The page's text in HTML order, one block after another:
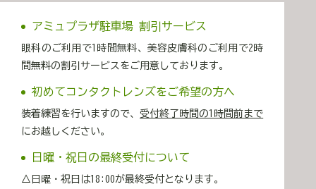
アミュプラザ駐車場 割引サービス
眼科のご利用で1時間無料、美容皮膚科のご利用で2時
間無料の割引サービスをご用意しております。
初めてコンタクトレンズをご希望の方へ
装着練習を行いますので、受付終了時間の1時間前まで
にお越しください。
日曜・祝日の最終受付について
△日曜・祝日は18:00が最終受付となります。